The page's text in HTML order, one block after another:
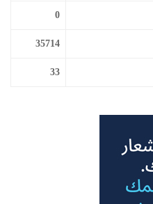
0
35714
33